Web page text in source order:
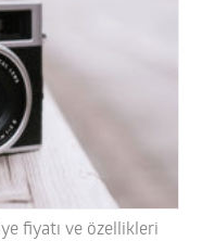
fiyatı ve özellikleri